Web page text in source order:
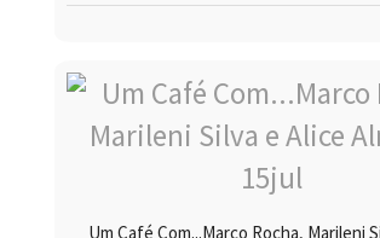
Um Café Com...Marco Rocha, Marileni